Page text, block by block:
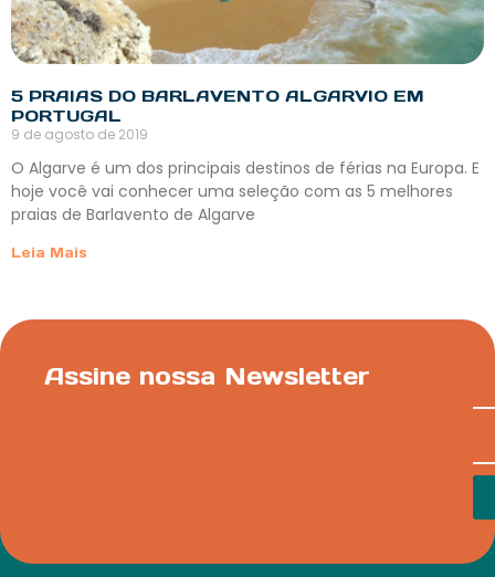
5 PRAIAS DO BARLAVENTO ALGARVIO EM
PORTUGAL
9 de agosto de 2019
O Algarve é um dos principais destinos de férias na Europa. E
hoje você vai conhecer uma seleção com as 5 melhores
praias de Barlavento de Algarve
Leia Mais
Assine nossa Newsletter